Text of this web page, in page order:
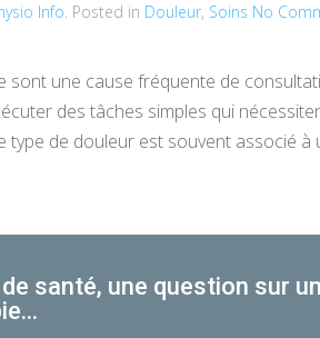
Info. Posted in Douleur, Soins No
sont une cause fréquente de
des tâches simples qui
type de douleur est souvent associé à
santé, une question sur